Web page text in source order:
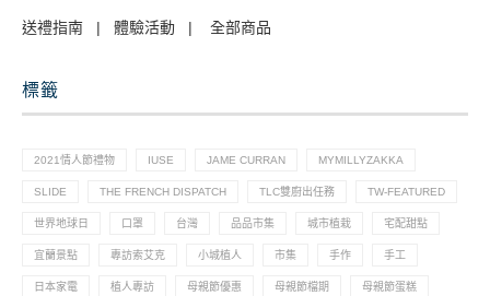
送禮指南 | 體驗活動 | 全部商品
標籤
2021情人節禮物 IUSE JAME CURRAN MYMILLYZAKKA
SLIDE THE FRENCH DISPATCH TLC雙廚出任務 TW-FEATURED
世界地球日 口罩 台灣 品品市集 城市植栽 宅配甜點
宜蘭景點 專訪索艾克 小城植人 市集 手作 手工
日本家電 植人專訪 母親節優惠 母親節檔期 母親節蛋糕